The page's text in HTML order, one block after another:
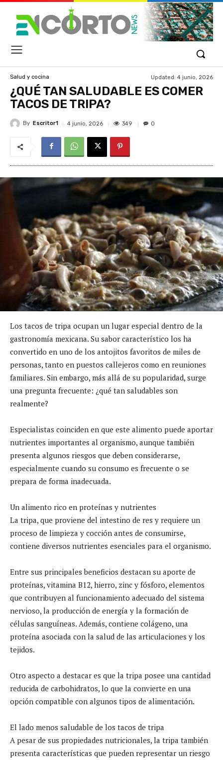
Salud y cocina Updated: 4 junio, 2026
¿QUÉ TAN SALUDABLE ES COMER
TACOS DE TRIPA?
By Escritor1 4 junio, 2026 349 0
Los tacos de tripa ocupan un lugar especial dentro de la
gastronomía mexicana. Su sabor característico los ha
convertido en uno de los antojitos favoritos de miles de
personas, tanto en puestos callejeros como en reuniones
familiares. Sin embargo, más allá de su popularidad, surge
una pregunta frecuente: ¿qué tan saludables son
realmente?
Especialistas coinciden en que este alimento puede aportar
nutrientes importantes al organismo, aunque también
presenta algunos riesgos que deben considerarse,
especialmente cuando su consumo es frecuente o se
prepara de forma inadecuada.
Un alimento rico en proteínas y nutrientes
La tripa, que proviene del intestino de res y requiere un
proceso de limpieza y cocción antes de consumirse,
contiene diversos nutrientes esenciales para el organismo.
Entre sus principales beneficios destacan su aporte de
proteínas, vitamina B12, hierro, zinc y fósforo, elementos
que contribuyen al funcionamiento adecuado del sistema
nervioso, la producción de energía y la formación de
células sanguíneas. Además, contiene colágeno, una
proteína asociada con la salud de las articulaciones y los
tejidos.
Otro aspecto a destacar es que la tripa posee una cantidad
reducida de carbohidratos, lo que la convierte en una
opción compatible con algunos tipos de alimentación.
El lado menos saludable de los tacos de tripa
A pesar de sus propiedades nutricionales, la tripa también
presenta características que pueden representar un riesgo